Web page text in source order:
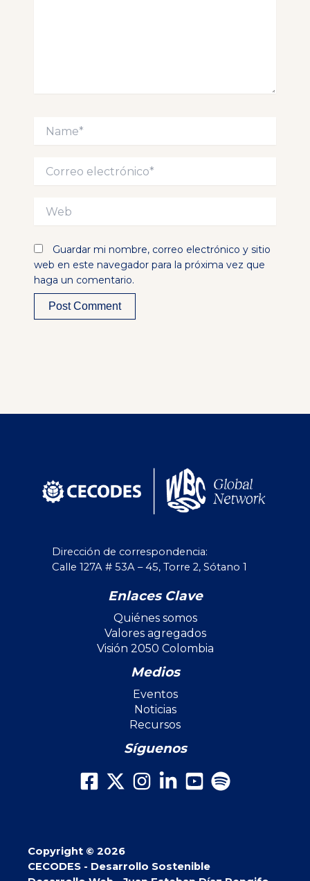
electrónico*
Guardar mi nombre, correo electrónico y sitio
web en este navegador para la próxima vez que
haga un comentario.
Dirección de correspondencia:
Calle 127A # 53A – 45, Torre 2, Sótano 1
Enlaces Clave
Quiénes somos
Valores agregados
Visión 2050 Colombia
Medios
Eventos
Noticias
Recursos
Síguenos
Copyright © 2026
CECODES - Desarrollo Sostenible